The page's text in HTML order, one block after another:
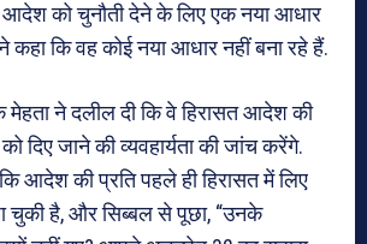
आदेश को चुनौती देने के लिए एक नया आधार
कहा कि वह कोई नया आधार नहीं बना रहे हैं.
मेहता ने दलील दी कि वे हिरासत आदेश की
दिए जाने की व्यवहार्यता की जांच करेंगे.
आदेश की प्रति पहले ही हिरासत में लिए
चुकी है, और सिब्बल से पूछा, “उनके